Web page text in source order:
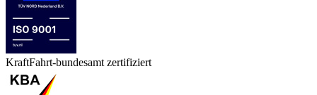
KraftFahrt-bundesamt zertifiziert